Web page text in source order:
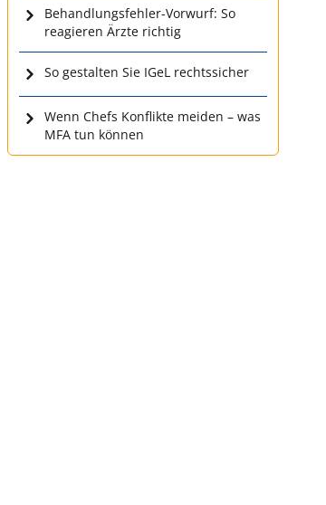
Behandlungsfehler-Vorwurf: So
reagieren Ärzte richtig
So gestalten Sie IGeL rechtssicher
Wenn Chefs Konflikte meiden – was
MFA tun können